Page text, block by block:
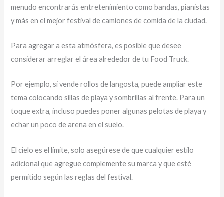
menudo encontrarás entretenimiento como bandas, pianistas
y más en el mejor festival de camiones de comida de la ciudad.
Para agregar a esta atmósfera, es posible que desee
considerar arreglar el área alrededor de tu Food Truck.
Por ejemplo, si vende rollos de langosta, puede ampliar este
tema colocando sillas de playa y sombrillas al frente. Para un
toque extra, incluso puedes poner algunas pelotas de playa y
echar un poco de arena en el suelo.
El cielo es el límite, solo asegúrese de que cualquier estilo
adicional que agregue complemente su marca y que esté
permitido según las reglas del festival.